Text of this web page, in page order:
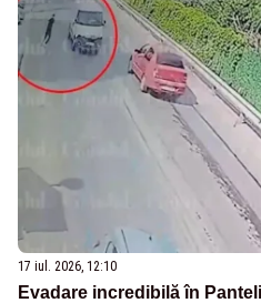
17 iul. 2026, 12:10
Evadare incredibilă în